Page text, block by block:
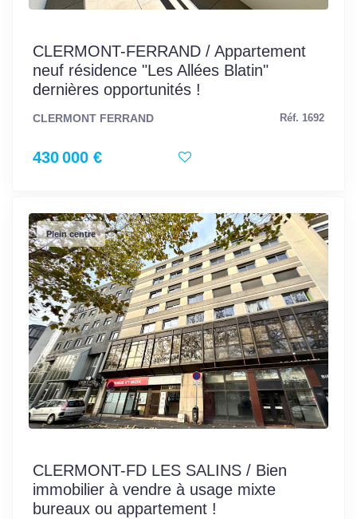
CLERMONT-FERRAND / Appartement
neuf résidence "Les Allées Blatin"
dernières opportunités !
CLERMONT FERRAND Réf. 1692
430 000 €
Plein centre
CLERMONT-FD LES SALINS / Bien
immobilier à vendre à usage mixte
bureaux ou appartement !